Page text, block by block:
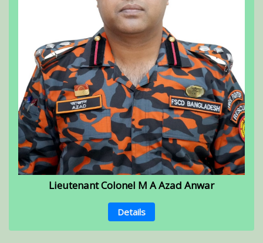
Lieutenant Colonel M A Azad Anwar
Details